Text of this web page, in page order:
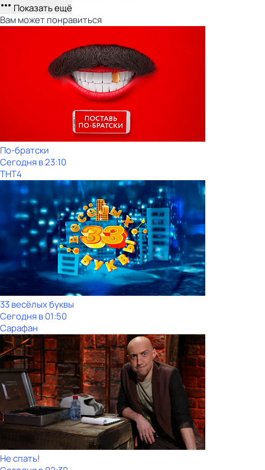
Показать ещё
Вам может понравиться
По-братски
Сегодня в 23:10
ТНТ4
33 весёлых буквы
Сегодня в 01:50
Сарафан
Не спать!